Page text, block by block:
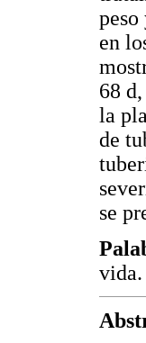
en
68
la
de
se
vida.